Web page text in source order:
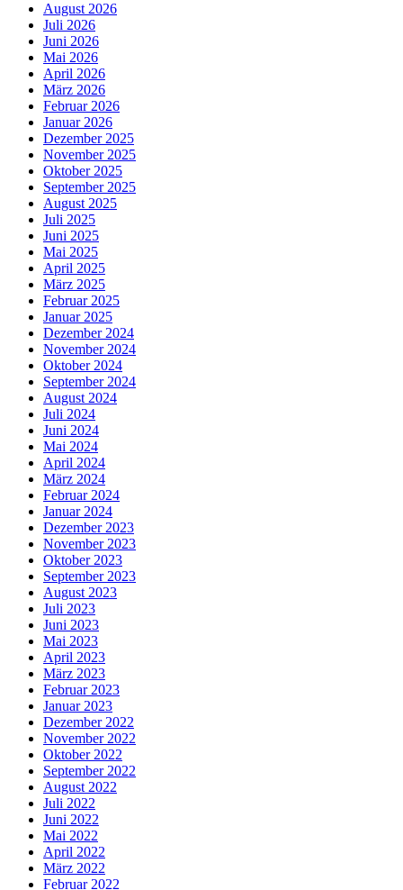
August 2026
Juli 2026
Juni 2026
Mai 2026
April 2026
März 2026
Februar 2026
Januar 2026
Dezember 2025
November 2025
Oktober 2025
September 2025
August 2025
Juli 2025
Juni 2025
Mai 2025
April 2025
März 2025
Februar 2025
Januar 2025
Dezember 2024
November 2024
Oktober 2024
September 2024
August 2024
Juli 2024
Juni 2024
Mai 2024
April 2024
März 2024
Februar 2024
Januar 2024
Dezember 2023
November 2023
Oktober 2023
September 2023
August 2023
Juli 2023
Juni 2023
Mai 2023
April 2023
März 2023
Februar 2023
Januar 2023
Dezember 2022
November 2022
Oktober 2022
September 2022
August 2022
Juli 2022
Juni 2022
Mai 2022
April 2022
März 2022
Februar 2022